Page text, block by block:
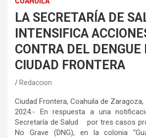
LA SECRETARÍA DE
INTENSIFICA
CONTRA DEL DENGUE
CIUDAD FRONTERA
Redaccion
Ciudad Frontera, Coahuila de
2024.- En respuesta a una
Secretaría de Salud por tres casos
No Grave (DNG), en la colonia